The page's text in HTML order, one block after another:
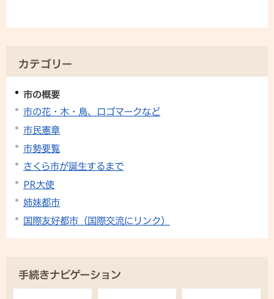
カテゴリー
市の概要
市の花・木・鳥、ロゴマークなど
市民憲章
市勢要覧
さくら市が誕生するまで
PR大使
姉妹都市
国際友好都市（国際交流にリンク）
手続きナビゲーション